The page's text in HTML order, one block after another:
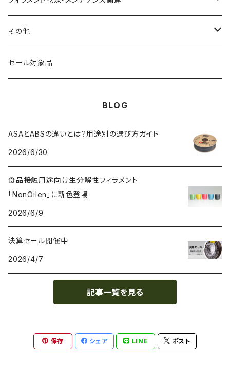
HIPS（スチレン系樹脂）
HTPLA
PC（ポリカーボネート）
PCTG
PEEK（ポリエーテル・エーテルケトン）
PET（ポリエチレン・テレフタラート）
絶縁性
静電気放電（ESD）
抗菌
耐衝撃性
フィラメント径：2.85mm
スプール単位
レジン（液体樹脂）
3DFuel
3DLAC
add:north
BASF
Copper3D
フィラメント乾燥機
クリーニング
その他
交換用スプール
造形台用シート・フィルム
特殊加工
セール対象品
BLOG
ASAとABSの違いとは？用途別の選び方ガイド
2026/6/30
食品接触用途向け生分解性フィラメント
「NonOilen」に新色登場
2026/6/9
決算セール開催中
2026/4/7
記事一覧を見る
保存 シェア LINE ポスト